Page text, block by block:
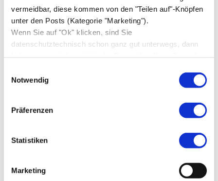
vermeidbar, diese kommen von den "Teilen auf"-Knöpfen
unter den Posts (Kategorie "Marketing").
Wenn Sie auf "Ok" klicken, sind Sie
datenschutztechnisch schon ganz gut unterwegs, dann
Notwendig
Präferenzen
Statistiken
Marketing
Januar 2017(9)
Dezember 2016(2)
November 2016 (4)
September 2016
Februar 2016